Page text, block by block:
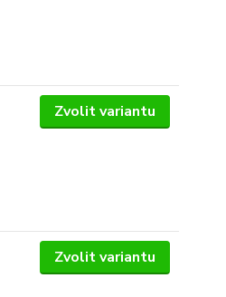
Zvolit variantu
Zvolit variantu